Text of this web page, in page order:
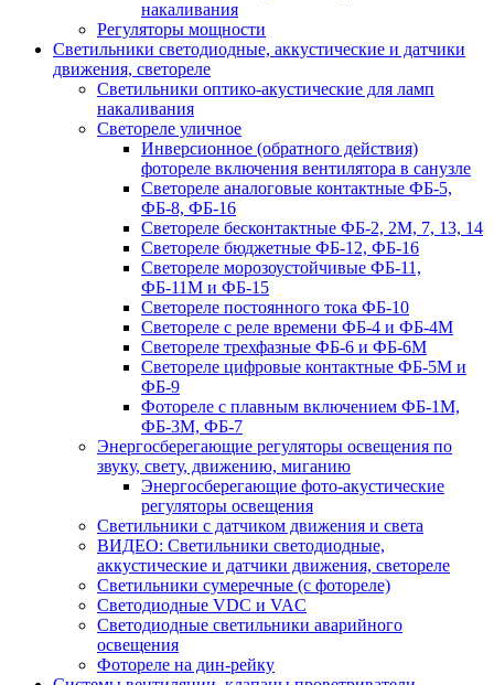
накаливания
Регуляторы мощности
Светильники светодиодные, аккустические и датчики
движения, светореле
Светильники оптико-акустические для ламп
накаливания
Светореле уличное
Инверсионное (обратного действия)
фотореле включения вентилятора в санузле
Светореле аналоговые контактные ФБ-5,
ФБ-8, ФБ-16
Светореле бесконтактные ФБ-2, 2М, 7, 13, 14
Светореле бюджетные ФБ-12, ФБ-16
Светореле морозоустойчивые ФБ-11,
ФБ-11М и ФБ-15
Светореле постоянного тока ФБ-10
Светореле с реле времени ФБ-4 и ФБ-4М
Светореле трехфазные ФБ-6 и ФБ-6М
Светореле цифровые контактные ФБ-5М и
ФБ-9
Фотореле с плавным включением ФБ-1М,
ФБ-3М, ФБ-7
Энергосберегающие регуляторы освещения по
звуку, свету, движению, миганию
Энергосберегающие фото-акустические
регуляторы освещения
Светильники с датчиком движения и света
ВИДЕО: Светильники светодиодные,
аккустические и датчики движения, светореле
Светильники сумеречные (с фотореле)
Светодиодные VDC и VAC
Светодиодные светильники аварийного
освещения
Фотореле на дин-рейку